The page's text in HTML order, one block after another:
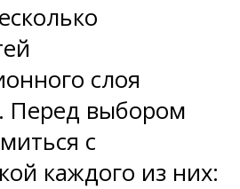
слоя
Перед выбором
с
каждого из них: